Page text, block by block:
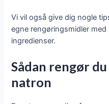
Vi vil også give dig nogle
egne rengøringsmidler
ingredienser.
Sådan rengør
natron